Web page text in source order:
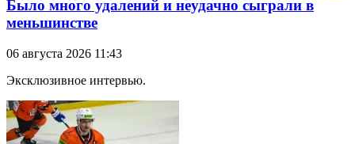
Было много удалений и неудачно сыграли в
меньшинстве
06 августа 2026 11:43
Эксклюзивное интервью.